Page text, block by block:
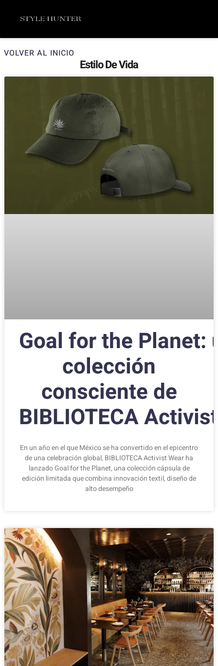
VOLVER AL INICIO
Estilo De Vida
Goal for the Planet:
colección
consciente de
BIBLIOTECA
En un año en el que México se ha convertido en el epicentro
de una celebración global, BIBLIOTECA Activist Wear ha
lanzado Goal for the Planet, una colección cápsula de
edición limitada que combina innovación textil, diseño de
alto desempeño